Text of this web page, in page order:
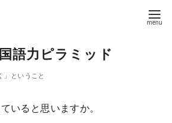
語力ピラミッド
」ということ
いると思いますか。